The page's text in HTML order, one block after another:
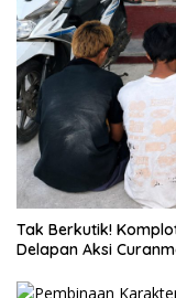
Tak Berkutik!
Delapan Aksi